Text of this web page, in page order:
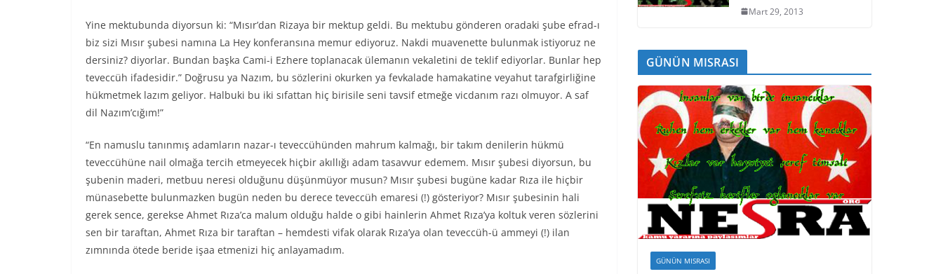
Yine mektubunda diyorsun ki: “Mısır’dan Rizaya bir mektup geldi. Bu mektubu gönderen oradaki şube efrad-ı
biz sizi Mısır şubesi namına La Hey konferansına memur ediyoruz. Nakdi muavenette bulunmak istiyoruz ne
dersiniz? diyorlar. Bundan başka Cami-i Ezhere toplanacak ülemanın vekaletini de teklif ediyorlar. Bunlar hep
teveccüh ifadesidir.” Doğrusu ya Nazım, bu sözlerini okurken ya fevkalade hamakatine veyahut tarafgirliğine
hükmetmek lazım geliyor. Halbuki bu iki sıfattan hiç birisile seni tavsif etmeğe vicdanım razı olmuyor. A saf
dil Nazım’cığım!”
“En namuslu tanınmış adamların nazar-ı teveccühünden mahrum kalmağı, bir takım denilerin hükmü
teveccühüne nail olmağa tercih etmeyecek hiçbir akıllığı adam tasavvur edemem. Mısır şubesi diyorsun, bu
şubenin maderi, metbuu neresi olduğunu düşünmüyor musun? Mısır şubesi bugüne kadar Rıza ile hiçbir
münasebette bulunmazken bugün neden bu derece teveccüh emaresi (!) gösteriyor? Mısır şubesinin hali
gerek sence, gerekse Ahmet Rıza’ca malum olduğu halde o gibi hainlerin Ahmet Rıza’ya koltuk veren sözlerini
sen bir taraftan, Ahmet Rıza bir taraftan – hemdesti vifak olarak Rıza’ya olan teveccüh-ü ammeyi (!) ilan
zımnında ötede beride işaa etmenizi hiç anlayamadım.
Mart 29, 2013
GÜNÜN MISRASI
GÜNÜN MISRASI